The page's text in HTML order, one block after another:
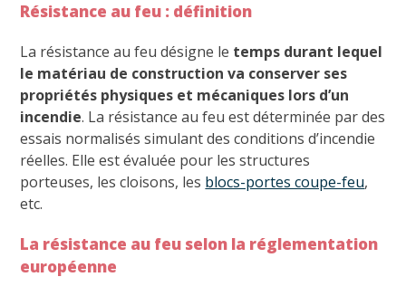
Résistance au feu : définition
La résistance au feu désigne le temps durant lequel
le matériau de construction va conserver ses
propriétés physiques et mécaniques lors d’un
incendie. La résistance au feu est déterminée par des
essais normalisés simulant des conditions d’incendie
réelles. Elle est évaluée pour les structures
porteuses, les cloisons, les blocs-portes coupe-feu,
etc.
La résistance au feu selon la réglementation
européenne